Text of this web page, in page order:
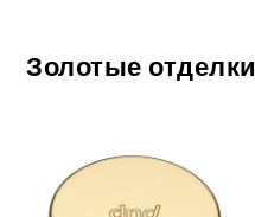
Золотые отделки